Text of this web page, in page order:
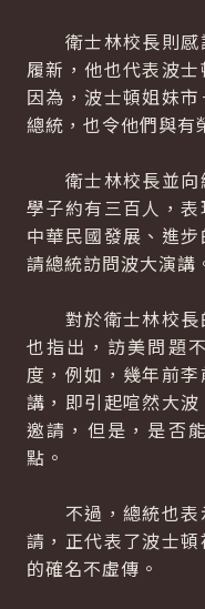
衛士林校長則感
履新，他也代表波
因為，波士頓姐妹
總統，也令他們與有
衛士林校長並向
學子約有三百人，
中華民國發展、進
請總統訪問波大演講
對於衛士林校長
也指出，訪美問題
度，例如，幾年前
講，即引起喧然大
邀請，但是，是否
點。
不過，總統也表
請，正代表了波士
的確名不虛傳。